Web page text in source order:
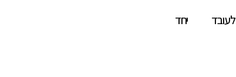
יחד